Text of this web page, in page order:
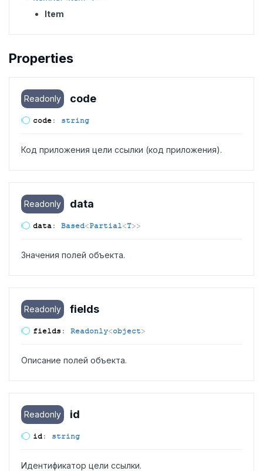
Item
Properties
Readonly code
code: string
Код приложения цели ссылки (код приложения).
Readonly data
data: Based<Partial<T>>
Значения полей объекта.
Readonly fields
fields : Readonly<object>
Описание полей объекта.
Readonly id
id: string
Идентификатор цели ссылки.